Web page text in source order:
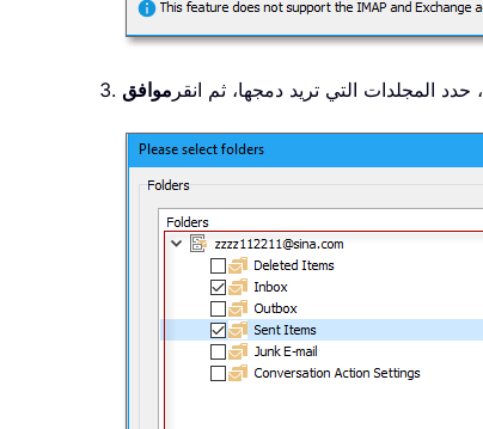
، حدد المجلدات التي تريد دمجها، ثم انقر موافق